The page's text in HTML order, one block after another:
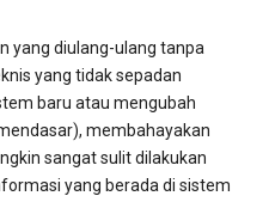
yang diulang-ulang tanpa
yang tidak sepadan
baru atau mengubah
membahayakan
sangat sulit dilakukan
yang berada di sistem